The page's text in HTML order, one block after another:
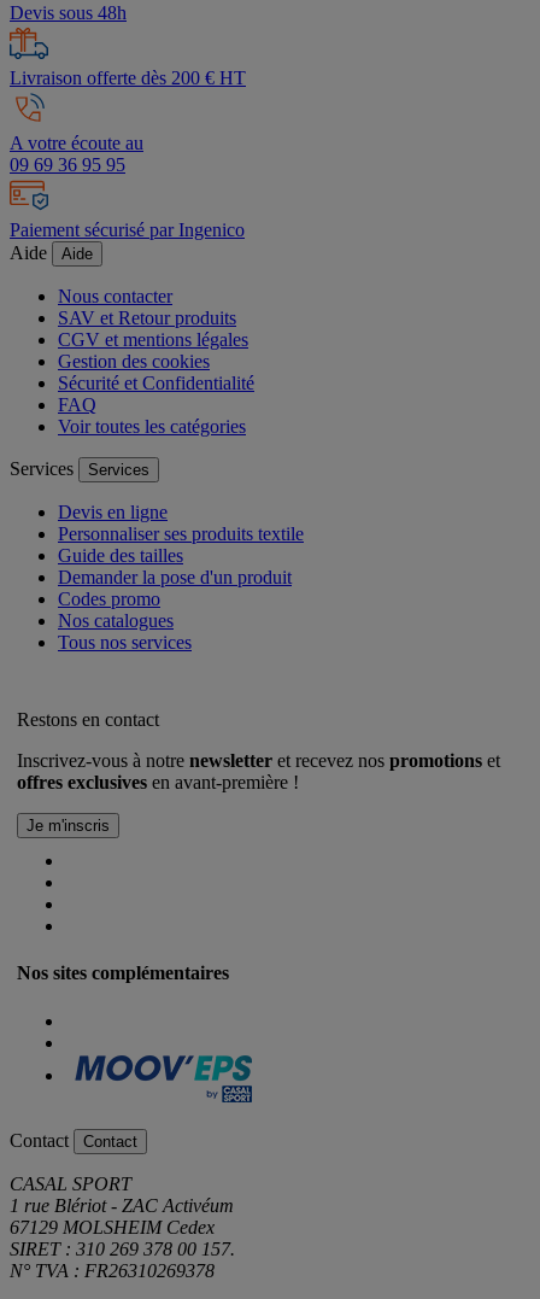
Devis sous 48h
Livraison offerte dès 200 € HT
A votre écoute au
09 69 36 95 95
Paiement sécurisé par Ingenico
Aide
Aide
Nous contacter
SAV et Retour produits
CGV et mentions légales
Gestion des cookies
Sécurité et Confidentialité
FAQ
Voir toutes les catégories
Services Services
Devis en ligne
Personnaliser ses produits textile
Guide des tailles
Demander la pose d'un produit
Codes promo
Nos catalogues
Tous nos services
Restons en contact
Inscrivez-vous à notre newsletter et recevez nos promotions et
offres exclusives en avant-première !
Nos sites complémentaires
Contact Contact
CASAL SPORT
1 rue Blériot - ZAC Activéum
67129 MOLSHEIM Cedex
SIRET : 310 269 378 00 157.
N° TVA : FR26310269378